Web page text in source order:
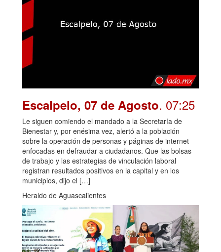
Escalpelo, 07 de Agosto. 07:25
Le siguen comiendo el mandado a la Secretaría de
Bienestar y, por enésima vez, alertó a la población
sobre la operación de personas y páginas de internet
enfocadas en defraudar a ciudadanos. Que las bolsas
de trabajo y las estrategias de vinculación laboral
registran resultados positivos en la capital y en los
municipios, dijo el […]
Heraldo de Aguascalientes